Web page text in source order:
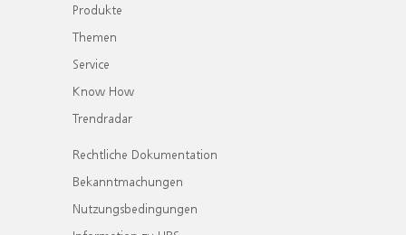
Produkte
Themen
Service
Know How
Trendradar
Rechtliche Dokumentation
Bekanntmachungen
Nutzungsbedingungen